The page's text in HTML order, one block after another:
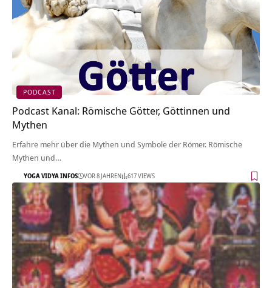
PODCAST
Podcast Kanal: Römische Götter, Göttinnen und
Mythen
Erfahre mehr über die Mythen und Symbole der Römer. Römische
Mythen und…
YOGA VIDYA INFOS VOR 8 JAHREN 617 VIEWS